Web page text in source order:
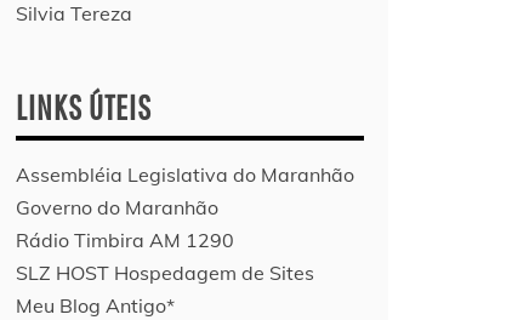
Silvia Tereza
LINKS ÚTEIS
Assembléia Legislativa do Maranhão
Governo do Maranhão
Rádio Timbira AM 1290
SLZ HOST Hospedagem de Sites
Meu Blog Antigo*